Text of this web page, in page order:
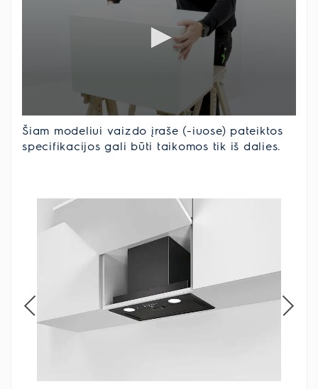
Šiam modeliui vaizdo įraše (-iuose) pateiktos
specifikacijos gali būti taikomos tik iš dalies.